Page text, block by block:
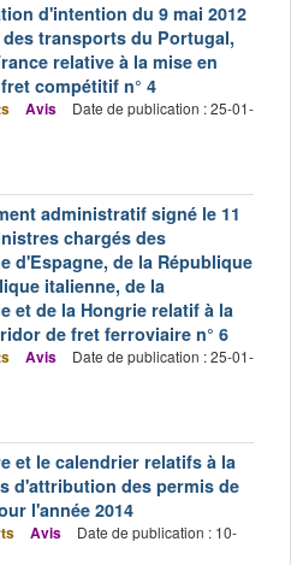
d'intention du 9 mai 2012
transports du Portugal,
relative à la mise en
compétitif n° 4
Avis
Date de publication : 25-01-
administratif signé le 11
chargés des
d'Espagne, de la République
italienne, de la
et de la Hongrie relatif à la
de fret ferroviaire n° 6
Avis
Date de publication : 25-01-
et le calendrier relatifs à la
d'attribution des permis de
l'année 2014
Avis
Date de publication : 10-